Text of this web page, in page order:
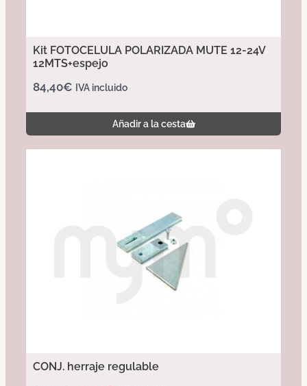
Kit FOTOCELULA POLARIZADA MUTE 12-24V
12MTS+espejo
84,40€ IVA incluido
Añadir a la cesta
CONJ. herraje regulable